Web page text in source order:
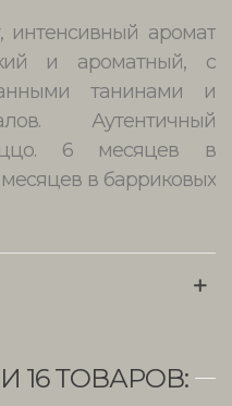
интенсивный аромат
и ароматный, с
танинами и
Аутентичный
6 месяцев в
месяцев в барриковых
16 ТОВАРОВ: